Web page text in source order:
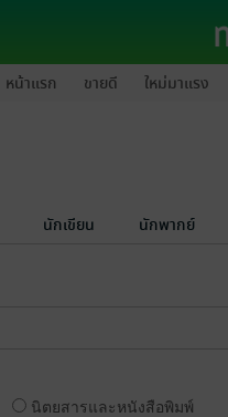
หน้าแรก ขายดี ใหม่มาแรง
นักเขียน นักพากย์
นิตยสารและหนังสือพิมพ์